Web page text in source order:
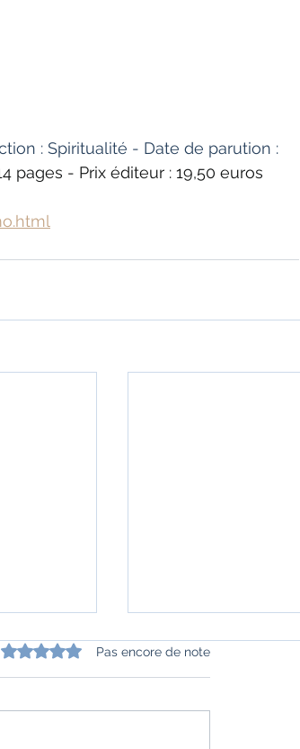
: Spiritualité - Date de parution :
pages - Prix éditeur : 19,50 euros
Noté 0 étoile sur 5.Pas encore de note